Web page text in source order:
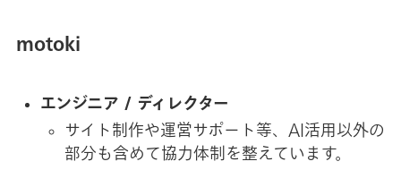
motoki
エンジニア / ディレクター
サイト制作や運営サポート等、AI活用以外の
部分も含めて協力体制を整えています。